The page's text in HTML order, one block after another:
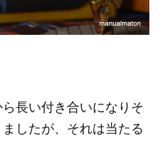
ら長い付き合いになりそ
したが、それは当たる